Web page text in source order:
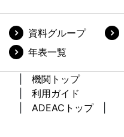
資料グループ
年表一覧
機関トップ
利用ガイド
ADEACトップ